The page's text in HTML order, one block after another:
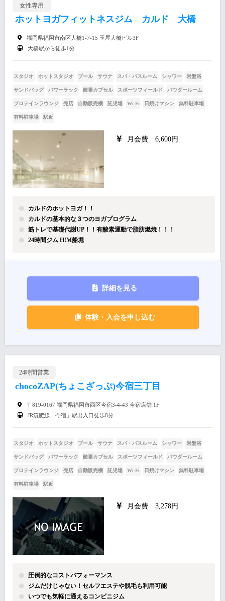
女性専用
ホットヨガフィットネスジム カルド 大橋
福岡県福岡市南区大橋1-7-15 玉屋大橋ビル3F
大橋駅から徒歩1分
スタジオ ホットスタジオ プール サウナ スパ・バスルーム シャワー 岩盤浴
サンドバッグ パワーラック 酸素カプセル スポーツフィールド パウダールーム
プロテインラウンジ 売店 自動販売機 託児場 Wi-Fi 日焼けマシン 無料駐車場
有料駐車場 駅近
月会費 6,600円
カルドのホットヨガ！！
カルドの基本的な３つのヨガプログラム
筋トレで基礎代謝UP！！有酸素運動で脂肪燃焼！！！
24時間ジム H!M船堀
詳細を見る
体験・入会を申し込む
24時間営業
chocoZAP(ちょこざっぷ)今宿三丁目
〒819-0167 福岡県福岡市西区今宿3-4-43 今宿店舗 1F
JR筑肥線「今宿」駅出入口徒歩8分
スタジオ ホットスタジオ プール サウナ スパ・バスルーム シャワー 岩盤浴
サンドバッグ パワーラック 酸素カプセル スポーツフィールド パウダールーム
プロテインラウンジ 売店 自動販売機 託児場 Wi-Fi 日焼けマシン 無料駐車場
有料駐車場 駅近
月会費 3,278円
圧倒的なコストパフォーマンス
ジムだけじゃない！セルフエステや脱毛も利用可能
いつでも気軽に通えるコンビニジム